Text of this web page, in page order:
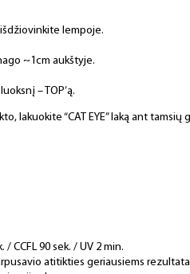
lempoje.
~1cm aukštyje.
– TOP’ą.
lakuokite “CAT EYE” laką ant tamsių
/ CCFL 90 sek. / UV 2 min.
atitikties geriausiems